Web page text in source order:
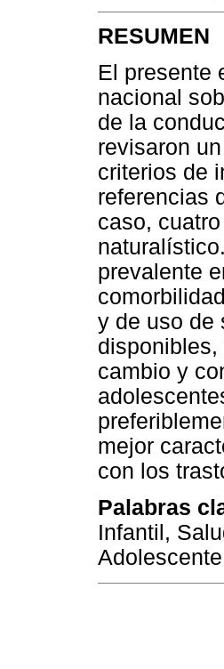
RESUMEN
El presente
nacional
de la
revisaron
criterios de
referencias
caso,
prevalente
y de uso de
cambio y
mejor
con los
Palabras
Infantil,
Adolescente